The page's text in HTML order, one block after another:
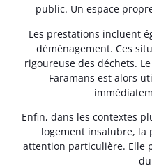
public. Un espace
Les prestations incluent
déménagement. Ces
rigoureuse des déchets.
Faramans est alors
Enfin, dans les contextes
logement insalubre, la
attention particulière. Elle